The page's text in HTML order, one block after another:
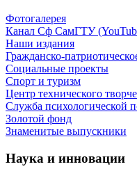
Фотогалерея
Канал Сф СамГТУ
Наши издания
Гражданско-
Социальные проекты
Спорт и туризм
Центр технического
Служба психологической
Золотой фонд
Знаменитые выпускники
Наука и инновации